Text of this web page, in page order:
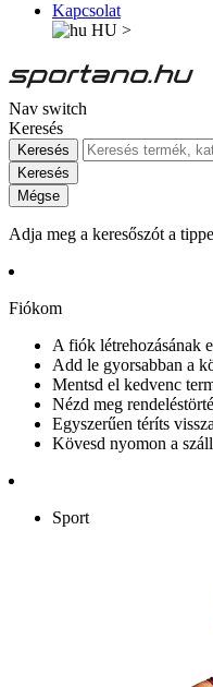
Kapcsolat
HU >
Nav switch
Keresés
Keresés
Keresés
Mégse
Adja meg a keresőszót a
Fiókom
A fiók létrehozásának
Add le gyorsabban a
Mentsd el kedvenc
Nézd meg
Egyszerűen téríts
Kövesd nyomon a
Sport